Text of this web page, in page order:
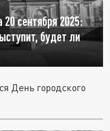
сентября 2025:
будет ли
День городского